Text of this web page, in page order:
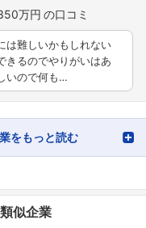
万円
は難しいかもしれない
きるのでやりがいはあ
いので何も…
をもっと読む
似企業